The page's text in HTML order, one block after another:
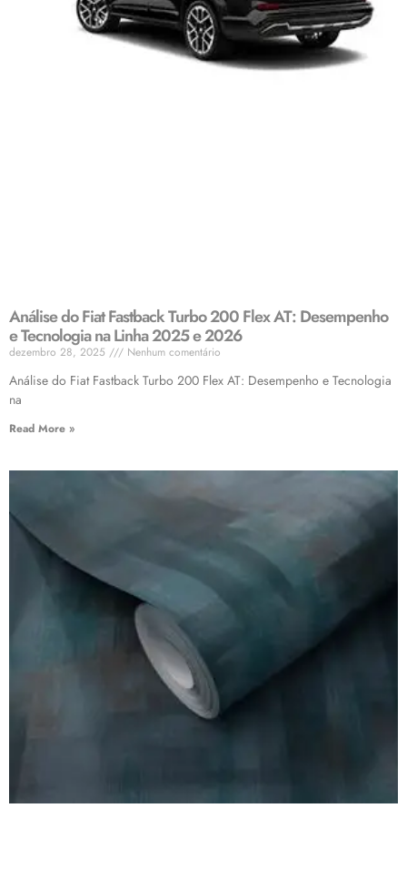
Análise do Fiat Fastback Turbo 200 Flex AT: Desempenho
e Tecnologia na Linha 2025 e 2026
dezembro 28, 2025 Nenhum comentário
Análise do Fiat Fastback Turbo 200 Flex AT: Desempenho e Tecnologia
na
Read More »